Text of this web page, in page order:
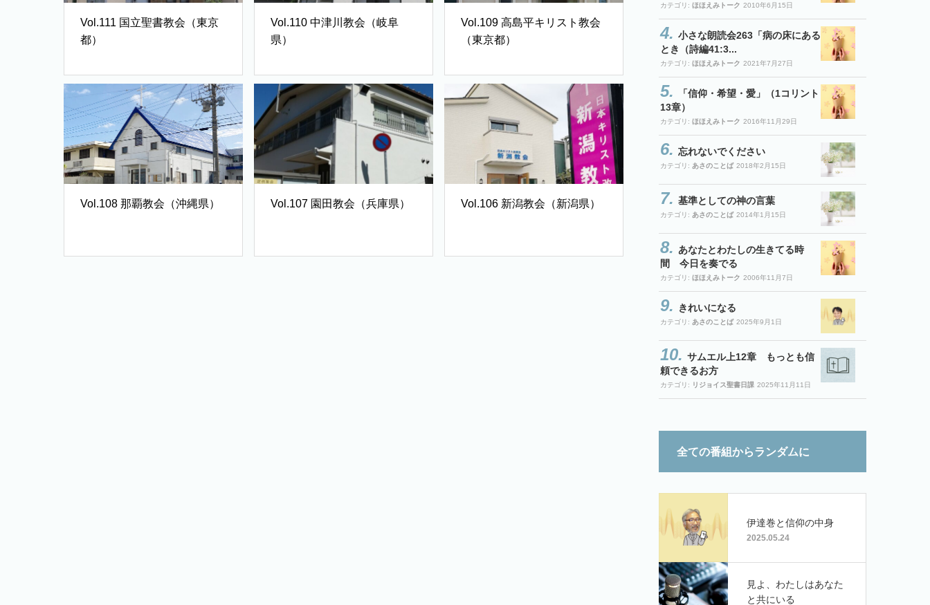
Vol.111 国立聖書教会（東京
都）
Vol.110 中津川教会（岐阜
県）
Vol.109 高島平キリスト教会
（東京都）
Vol.108 那覇教会（沖縄県） Vol.107 園田教会（兵庫県） Vol.106 新潟教会（新潟県）
カテゴリ: ほほえみトーク 2010年6月15日
小さな朗読会263「病の床にある
とき（詩編41:3...
カテゴリ: ほほえみトーク 2021年7月27日
「信仰・希望・愛」（1コリント
13章）
カテゴリ: ほほえみトーク 2016年11月29日
忘れないでください
カテゴリ: あさのことば 2018年2月15日
基準としての神の言葉
カテゴリ: あさのことば 2014年1月15日
あなたとわたしの生きてる時
間 今日を奏でる
カテゴリ: ほほえみトーク 2006年11月7日
きれいになる
カテゴリ: あさのことば 2025年9月1日
サムエル上12章 もっとも信
頼できるお方
カテゴリ: リジョイス聖書日課 2025年11月11日
全ての番組からランダムに
伊達巻と信仰の中身
2025.05.24
見よ、わたしはあなた
と共にいる